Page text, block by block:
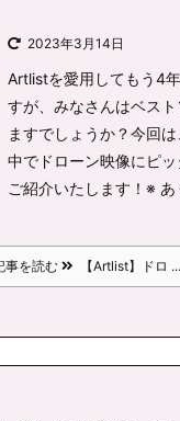
2023年3月14日
Artlistを愛用してもう4
すが、みなさんはベス
ますでしょうか？今回
中でドローン映像にピ
ご紹介いたします！ ※ あ
事を読む 【Artlist】ドロ ...